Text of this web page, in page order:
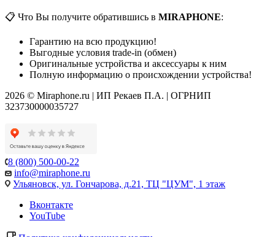
📋 Что Вы получите обратившись в MIRAPHONE:
Гарантию на всю продукцию!
Выгодные условия trade-in (обмен)
Оригинальные устройства и аксессуары к ним
Полную информацию о происхождении устройства!
2026 © Miraphone.ru | ИП Рекаев П.А. | ОГРНИП
323730000035727
8 (800) 500-00-22
info@miraphone.ru
Ульяновск, ул. Гончарова, д.21, ТЦ "ЦУМ", 1 этаж
Вконтакте
YouTube